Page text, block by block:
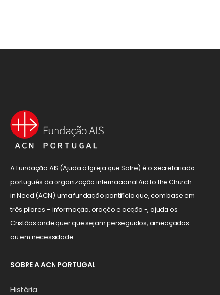
A Fundação AIS (Ajuda à Igreja que Sofre) é o secretariado
português da organização internacional Aid to the Church
in Need (ACN), uma fundação pontifícia que, com base em
três pilares – informação, oração e acção -, ajuda os
Cristãos onde quer que sejam perseguidos, ameaçados
ou em necessidade.
SOBRE A ACN PORTUGAL
História